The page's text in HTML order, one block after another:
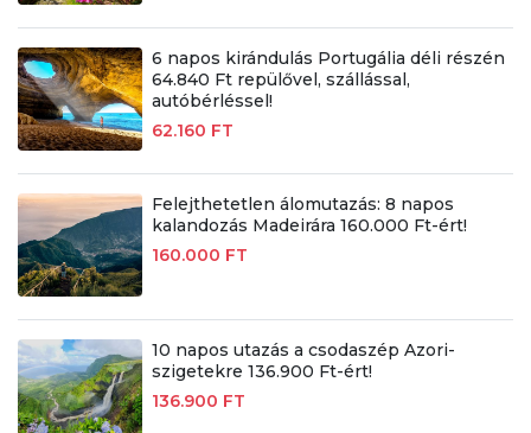
6 napos kirándulás Portugália déli részén
64.840 Ft repülővel, szállással,
autóbérléssel!
62.160 FT
Felejthetetlen álomutazás: 8 napos
kalandozás Madeirára 160.000 Ft-ért!
160.000 FT
10 napos utazás a csodaszép Azori-
szigetekre 136.900 Ft-ért!
136.900 FT